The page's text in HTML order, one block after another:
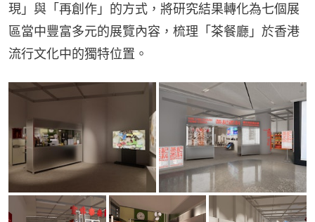
現」與「再創作」的方式，將研究結果轉化為七個展
區當中豐富多元的展覽內容，梳理「茶餐廳」於香港
流行文化中的獨特位置。